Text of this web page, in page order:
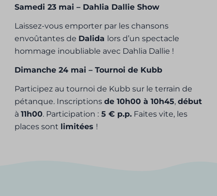
Samedi 23 mai – Dahlia Dallie Show
Laissez-vous emporter par les chansons
envoûtantes de Dalida lors d’un spectacle
hommage inoubliable avec Dahlia Dallie !
Dimanche 24 mai – Tournoi de Kubb
Participez au tournoi de Kubb sur le terrain de
pétanque. Inscriptionsde 10h00 à 10h45,début
à11h00. Participation : 5 € p.p. Faites vite, les
places sont limitées !